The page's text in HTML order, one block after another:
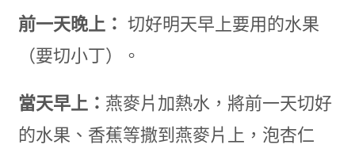
前一天晚上： 切好明天早上要用的水果
（要切小丁）。
當天早上： 燕麥片加熱水，將前一天切好
的水果、香蕉等撒到燕麥片上，泡杏仁